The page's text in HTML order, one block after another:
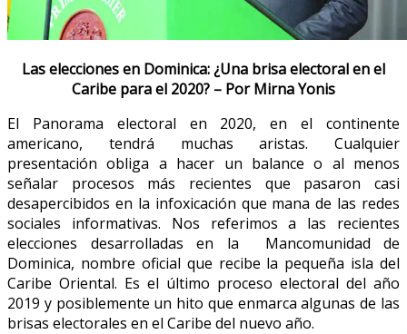
Las elecciones en Dominica: ¿Una brisa electoral en el
Caribe para el 2020? – Por Mirna Yonis
El Panorama electoral en 2020, en el continente
americano, tendrá muchas aristas. Cualquier
presentación obliga a hacer un balance o al menos
señalar procesos más recientes que pasaron casi
desapercibidos en la infoxicación que mana de las redes
sociales informativas. Nos referimos a las recientes
elecciones desarrolladas en la Mancomunidad de
Dominica, nombre oficial que recibe la pequeña isla del
Caribe Oriental. Es el último proceso electoral del año
2019 y posiblemente un hito que enmarca algunas de las
brisas electorales en el Caribe del nuevo año.